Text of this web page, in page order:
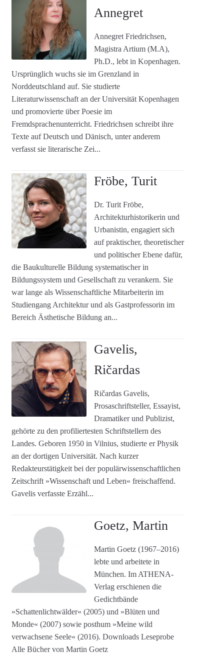
Annegret
Annegret Friedrichsen,
Magistra Artium (M.A),
Ph.D., lebt in Kopenhagen.
Ursprünglich wuchs sie im Grenzland in
Norddeutschland auf. Sie studierte
Literaturwissenschaft an der Universität Kopenhagen
und promovierte über Poesie im
Fremdsprachenunterricht. Friedrichsen schreibt ihre
Texte auf Deutsch und Dänisch, unter anderem
verfasst sie literarische Zei...
Fröbe, Turit
Dr. Turit Fröbe,
Architekturhistorikerin und
Urbanistin, engagiert sich
auf praktischer, theoretischer
und politischer Ebene dafür,
die Baukulturelle Bildung systematischer in
Bildungssystem und Gesellschaft zu verankern. Sie
war lange als Wissenschaftliche Mitarbeiterin im
Studiengang Architektur und als Gastprofessorin im
Bereich Ästhetische Bildung an...
Gavelis,
Ričardas
Ričardas Gavelis,
Prosaschriftsteller, Essayist,
Dramatiker und Publizist,
gehörte zu den profiliertesten Schriftstellern des
Landes. Geboren 1950 in Vilnius, studierte er Physik
an der dortigen Universität. Nach kurzer
Redakteurstätigkeit bei der populärwissenschaftlichen
Zeitschrift »Wissenschaft und Leben« freischaffend.
Gavelis verfasste Erzähl...
Goetz, Martin
Martin Goetz (1967–2016)
lebte und arbeitete in
München. Im ATHENA-
Verlag erschienen die
Gedichtbände
»Schattenlichtwälder« (2005) und »Blüten und
Monde« (2007) sowie posthum »Meine wild
verwachsene Seele« (2016). Downloads Leseprobe
Alle Bücher von Martin Goetz